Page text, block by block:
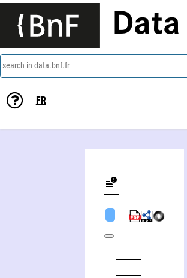
Data
search in data.bnf.fr
FR